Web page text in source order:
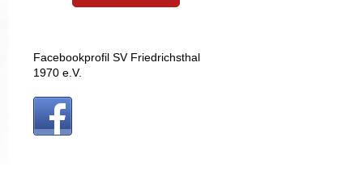
Facebookprofil SV Friedrichsthal
1970 e.V.